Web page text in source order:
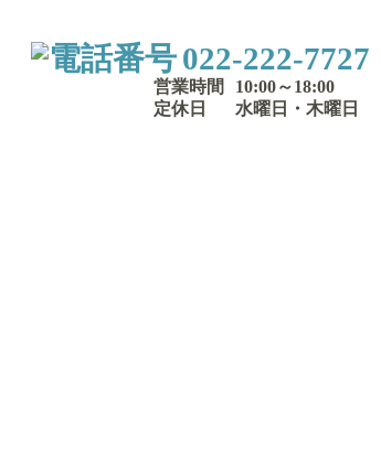
022-222-7727
営業時間
10:00～18:00
定休日
水曜日・木曜日